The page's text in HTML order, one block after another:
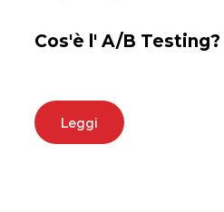
Cos'è l' A/B Testing?
Leggi